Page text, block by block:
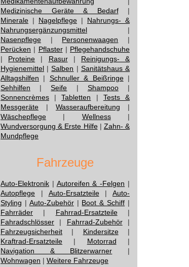
Medizinische Geräte & Bedarf|
Minerale | Nagelpflege | Nahrungs- &
Nahrungsergänzungsmittel |
Nasenpflege | Personenwaagen |
Perücken | Pflaster| Pflegehandschuhe
| Proteine | Rasur| Reinigungs- &
Hygienemittel |Salben | Sanitätshaus &
Alltagshilfen | Schnuller & Beißringe|
Sehhilfen |Seife | Shampoo|
Sonnencrèmes |Tabletten | Tests &
Messgeräte | Wasseraufbereitung |
Wäschepflege | Wellness|
Wundversorgung & Erste Hilfe| Zahn- &
Mundpflege
Fahrzeuge
Auto-Elektronik | Autoreifen & -Felgen |
Autopflege | Auto-Ersatzteile| Auto-
Styling | Auto-Zubehör| Boot & Schiff |
Fahrräder | Fahrrad-Ersatzteile|
Fahradschlösser | Fahrrad-Zubehör|
Fahrzeugsicherheit | Kindersitze|
Kraftrad-Ersatzteile | Motorrad |
Navigation & Blitzerwarner |
Wohnwagen | Weitere Fahrzeuge